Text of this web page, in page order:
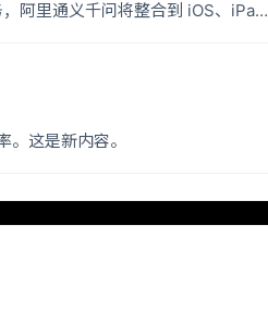
阿里通义千问将整合到 iOS、iPa…
这是新内容。